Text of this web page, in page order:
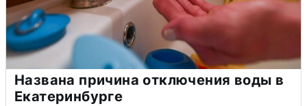
Названа причина отключения воды в
Екатеринбурге